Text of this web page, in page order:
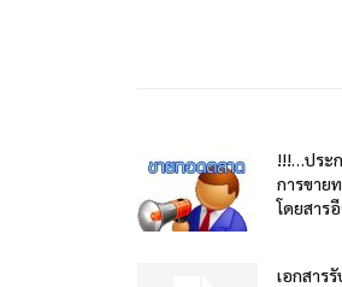
!!!…ประ
การขาย
โดยสาร
เอกสาร